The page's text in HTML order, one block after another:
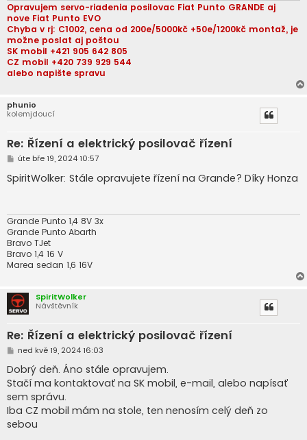
Opravujem servo-riadenia posilovac Fiat Punto GRANDE aj
nove Fiat Punto EVO
Chyba v rj: C1002, cena od 200e/5000kč +50e/1200kč montaž, je
možne poslat aj poštou
SK mobil +421 905 642 805
CZ mobil +420 739 929 544
alebo napište spravu
phunio
kolemjdoucí
Re: Řízení a elektrický posilovač řízení
P
í
s
e
k
úte bře 19, 2024 10:57
SpiritWolker: Stále opravujete řízení na Grande? Díky Honza
Grande Punto 1,4 8V 3x
Grande Punto Abarth
Bravo TJet
Bravo 1,4 16 V
Marea sedan 1,6 16V
SpiritWolker
Návštěvník
Re: Řízení a elektrický posilovač řízení
P
í
s
p
ě
v
e
k
ned kvě 19, 2024 16:03
Dobrý deň. Áno stále opravujem.
Stačí ma kontaktovať na SK mobil, e-mail, alebo napísať
sem správu.
Iba CZ mobil mám na stole, ten nenosím celý deň zo
sebou